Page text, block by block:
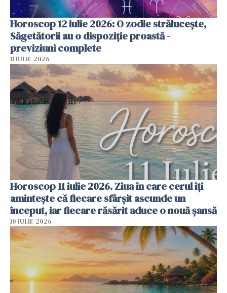
Horoscop 12 iulie 2026: O zodie strălucește,
Săgetătorii au o dispoziție proastă -
previziuni complete
11 IULIE 2026
Horoscop 11 iulie 2026. Ziua în care cerul îți
amintește că fiecare sfârșit ascunde un
început, iar fiecare răsărit aduce o nouă șansă
10 IULIE 2026